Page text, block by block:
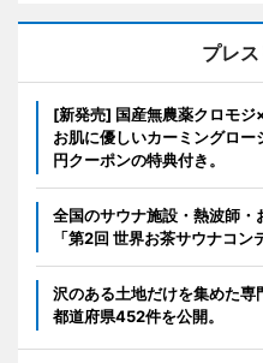
プレ
[新発売] 国産無農薬クロモジ
お肌に優しいカーミングロ
円クーポンの特典付き。
全国のサウナ施設・熱波師・
「第2回 世界お茶サウナコ
沢のある土地だけを集めた
都道府県452件を公開。